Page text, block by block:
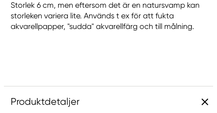
Storlek 6 cm, men eftersom det är en natursvamp kan
storleken variera lite. Används t ex för att fukta
akvarellpapper, "sudda" akvarellfärg och till målning.
Produktdetaljer